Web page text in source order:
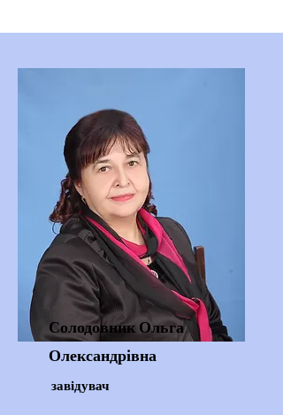
Солодовник Ольга
Олександрівна
завідувач